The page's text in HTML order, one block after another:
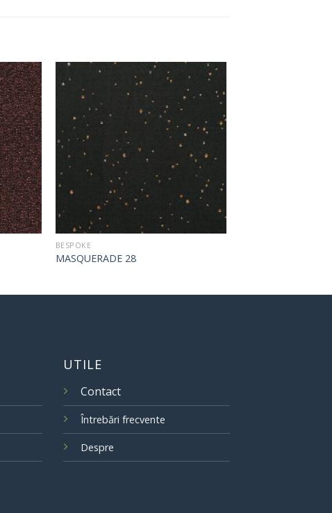
BESPOKE
MASQUERADE 28
UTILE
Contact
Întrebări frecvente
Despre